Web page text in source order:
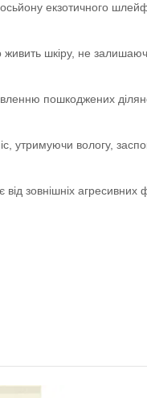
екзотичного
шкіру, не
пошкоджених
утримуючи вологу,
зовнішніх агресивних